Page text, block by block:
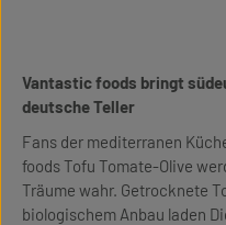
Vantastic foods bringt
deutsche Teller
Fans der mediterranen
foods Tofu Tomate-Olive
Träume wahr. Getrocknete
biologischem Anbau laden